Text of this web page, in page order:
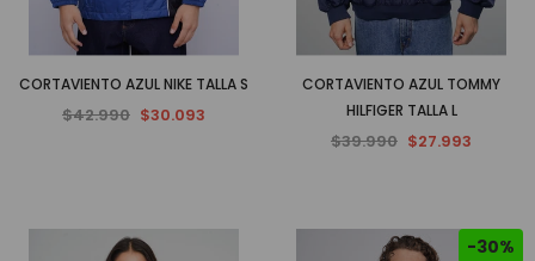
CORTAVIENTO AZUL NIKE TALLA S
$42.990 $30.093
CORTAVIENTO AZUL TOMMY
HILFIGER TALLA L
$39.990 $27.993
-30%